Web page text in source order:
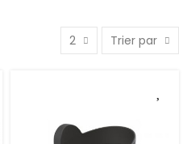
2 Trier par